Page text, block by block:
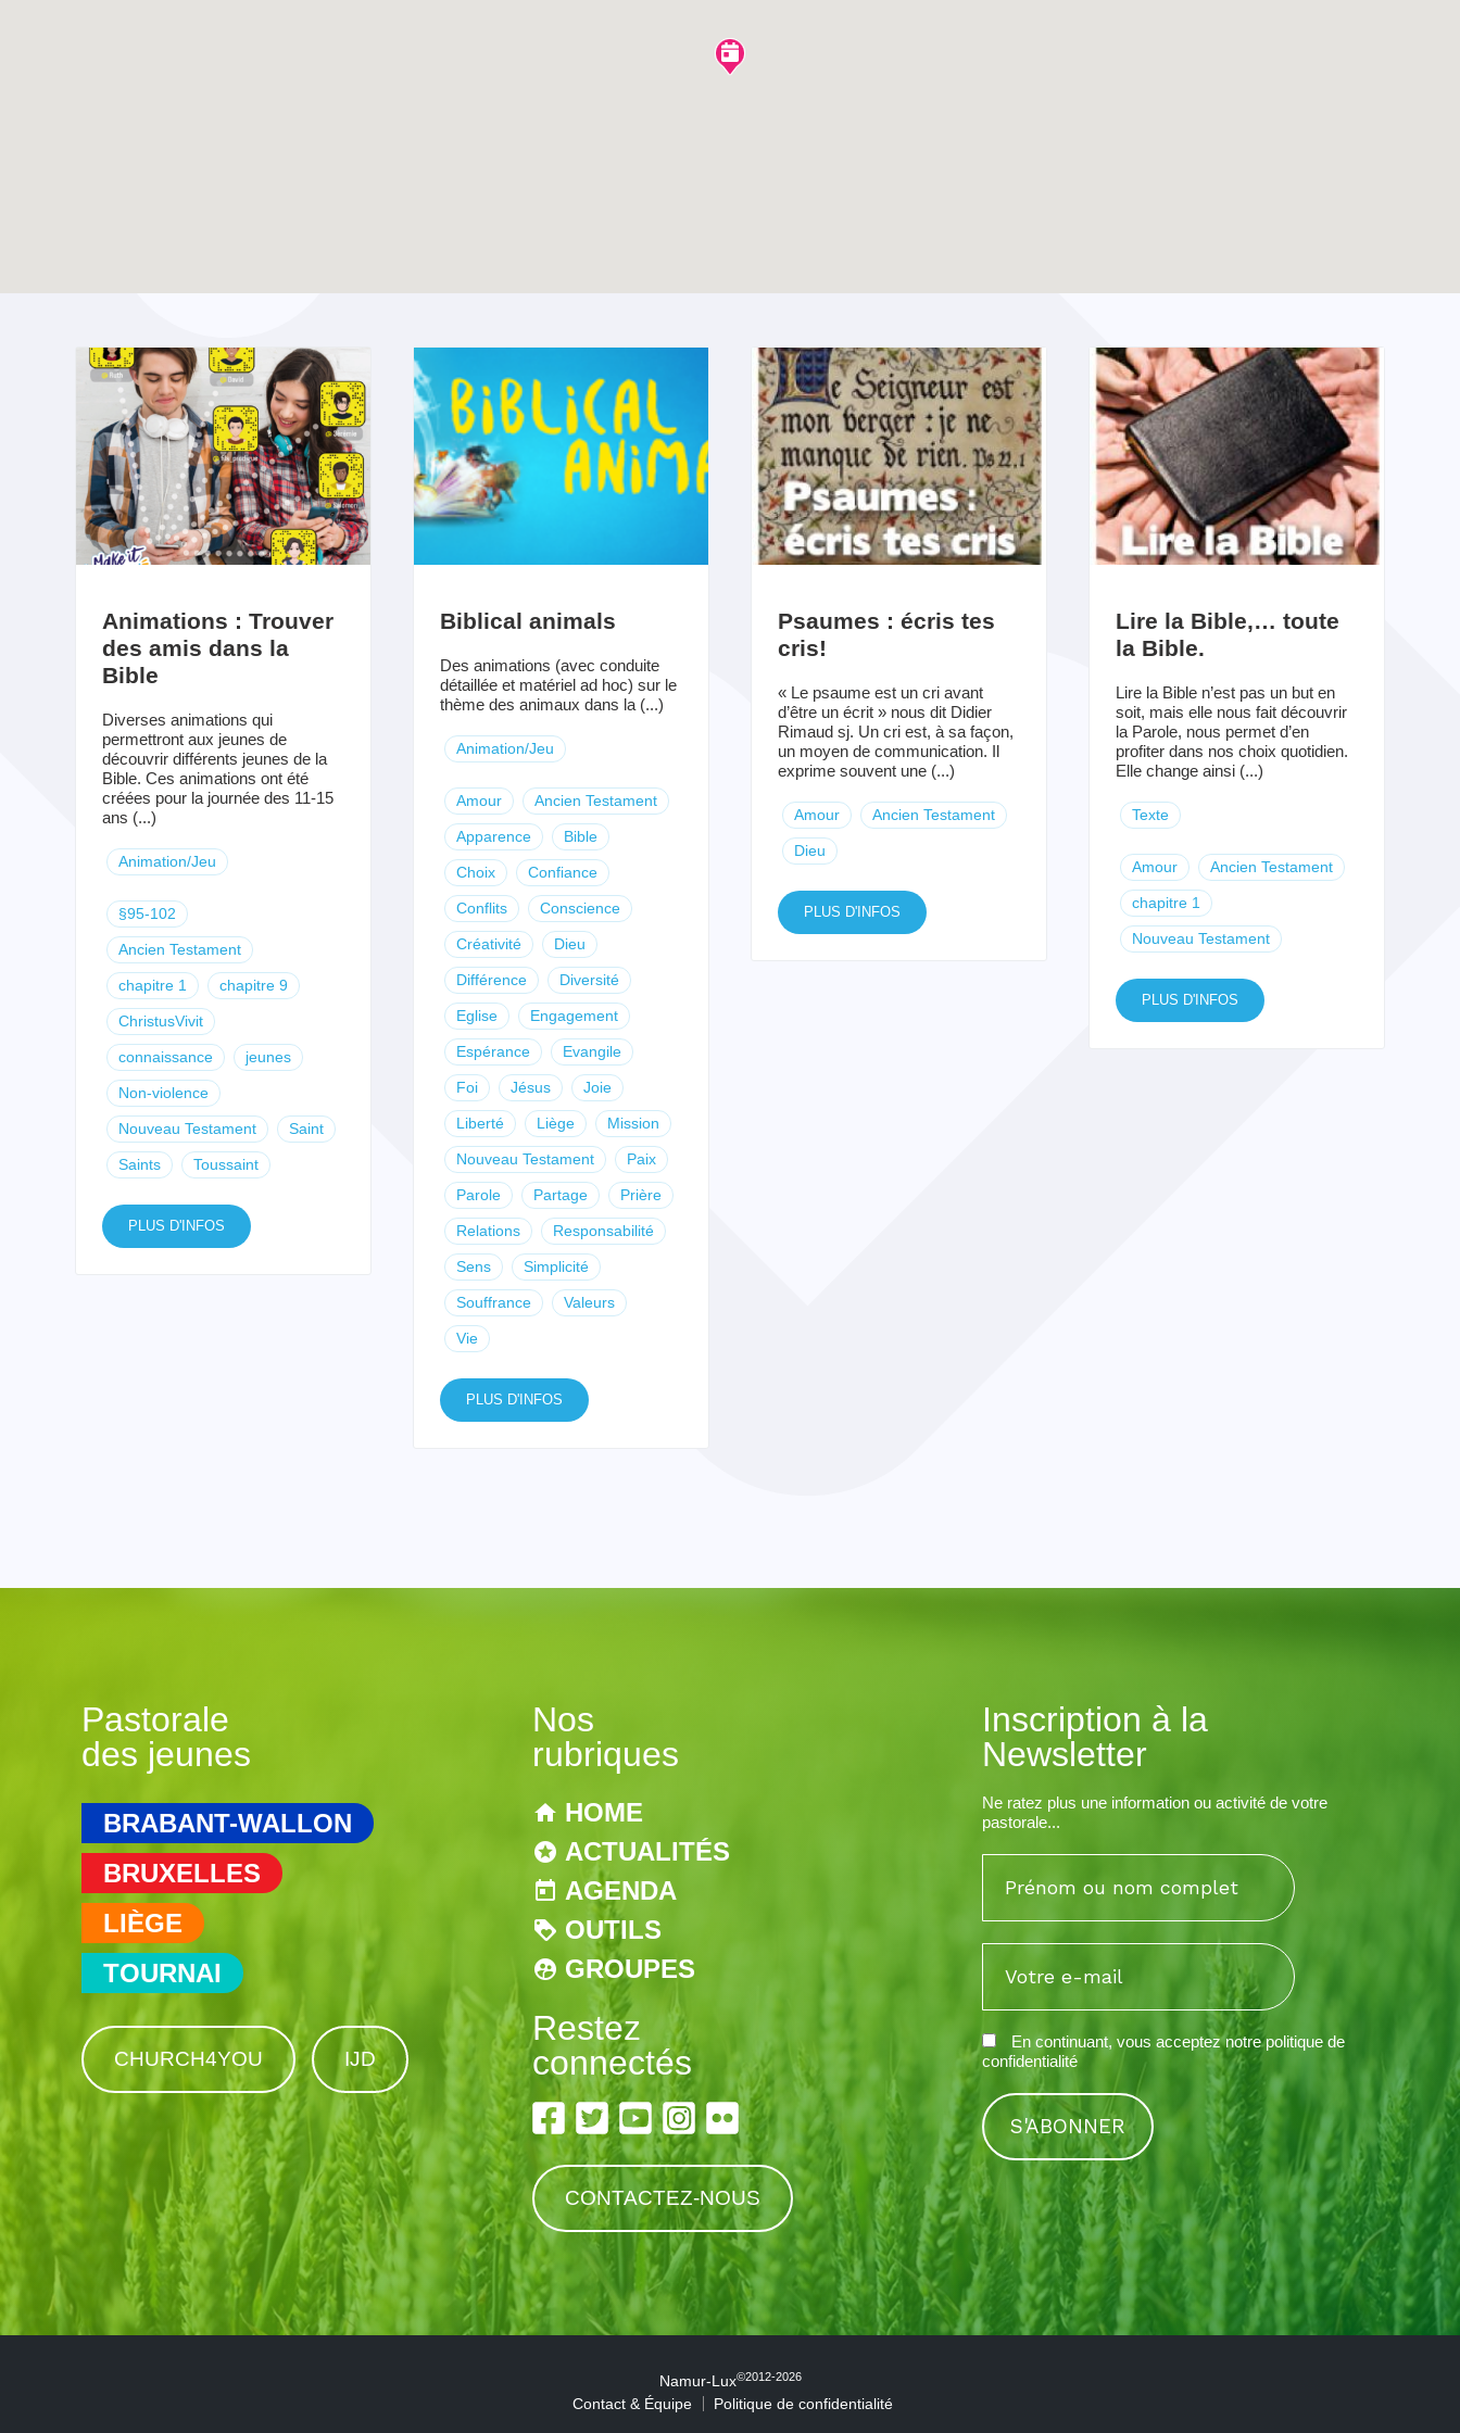
Animations : Trouver
des amis dans la
Bible
Diverses animations qui
permettront aux jeunes de
découvrir différents jeunes de la
Bible. Ces animations ont été
créées pour la journée des 11-15
ans (...)
Animation/Jeu
§95-102
Ancien Testament
chapitre 1 chapitre 9
ChristusVivit
connaissance jeunes
Non-violence
Nouveau Testament Saint
Saints Toussaint
PLUS D'INFOS
Biblical animals
Des animations (avec conduite
détaillée et matériel ad hoc) sur le
thème des animaux dans la (...)
Animation/Jeu
Amour Ancien Testament
Apparence Bible
Choix Confiance
Conflits Conscience
Créativité Dieu
Différence Diversité
Eglise Engagement
Espérance Evangile
Foi Jésus Joie
Liberté Liège Mission
Nouveau Testament Paix
Parole Partage Prière
Relations Responsabilité
Sens Simplicité
Souffrance Valeurs
Vie
PLUS D'INFOS
Psaumes : écris tes
cris!
« Le psaume est un cri avant
d’être un écrit » nous dit Didier
Rimaud sj. Un cri est, à sa façon,
un moyen de communication. Il
exprime souvent une (...)
Amour Ancien Testament
Dieu
PLUS D'INFOS
Lire la Bible,… toute
la Bible.
Lire la Bible n’est pas un but en
soit, mais elle nous fait découvrir
la Parole, nous permet d’en
profiter dans nos choix quotidien.
Elle change ainsi (...)
Texte
Amour Ancien Testament
chapitre 1
Nouveau Testament
PLUS D'INFOS
Pastorale
des jeunes
BRABANT-WALLON
BRUXELLES
LIÈGE
TOURNAI
CHURCH4YOU IJD
Nos
rubriques
HOME
ACTUALITÉS
AGENDA
OUTILS
GROUPES
Restez
connectés
CONTACTEZ-NOUS
Inscription à la
Newsletter
Ne ratez plus une information ou activité de votre
pastorale...
En continuant, vous acceptez notrepolitique de
confidentialité
Namur-Lux©2012-2026
Contact & Équipe Politique de confidentialité